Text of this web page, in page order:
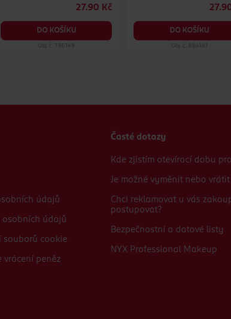
27.90 Kč
DO KOŠÍKU
Obj. č.: 796149
DO KOŠÍKU
Obj. č.: 884181
údajů
osobních údajů
souborů cookie
vrácení peněz
Časté dotazy
Kde zjistím otevírací dobu
Je možné vyměnit nebo
Chci reklamovat u vás
postupovat?
Bezpečnostní a datové listy
NYX Professional Makeup